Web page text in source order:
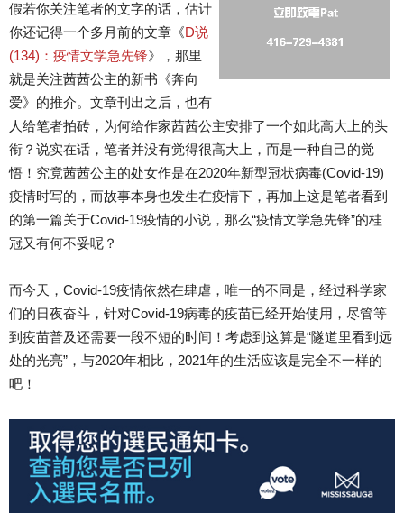
假若你关注笔者的文字的话，估计
你还记得一个多月前的文章《D说
(134)：疫情文学急先锋》，那里
就是关注茜茜公主的新书《奔向
爱》的推介。文章刊出之后，也有
人给笔者拍砖，为何给作家茜茜公主安排了一个如此高大上的头
衔？说实在话，笔者并没有觉得很高大上，而是一种自己的觉
悟！究竟茜茜公主的处女作是在2020年新型冠状病毒(Covid-19)
疫情时写的，而故事本身也发生在疫情下，再加上这是笔者看到
的第一篇关于Covid-19疫情的小说，那么“疫情文学急先锋”的桂
冠又有何不妥呢？
而今天，Covid-19疫情依然在肆虐，唯一的不同是，经过科学家
们的日夜奋斗，针对Covid-19病毒的疫苗已经开始使用，尽管等
到疫苗普及还需要一段不短的时间！考虑到这算是“隧道里看到远
处的光亮”，与2020年相比，2021年的生活应该是完全不一样的
吧！